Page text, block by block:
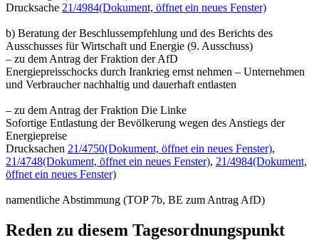
Drucksache 21/4984(Dokument, öffnet ein neues Fenster)
b) Beratung der Beschlussempfehlung und des Berichts des
Ausschusses für Wirtschaft und Energie (9. Ausschuss)
– zu dem Antrag der Fraktion der AfD
Energiepreisschocks durch Irankrieg ernst nehmen – Unternehmen
und Verbraucher nachhaltig und dauerhaft entlasten
– zu dem Antrag der Fraktion Die Linke
Sofortige Entlastung der Bevölkerung wegen des Anstiegs der
Energiepreise
Drucksachen 21/4750(Dokument, öffnet ein neues Fenster),
21/4748(Dokument, öffnet ein neues Fenster), 21/4984(Dokument,
öffnet ein neues Fenster)
namentliche Abstimmung (TOP 7b, BE zum Antrag AfD)
Reden zu diesem Tagesordnungspunkt